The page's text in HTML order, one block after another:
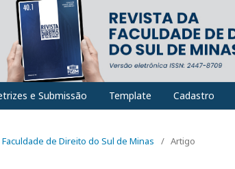
e Submissão Template Cadastro
Faculdade de Direito do Sul de Minas / Artigo